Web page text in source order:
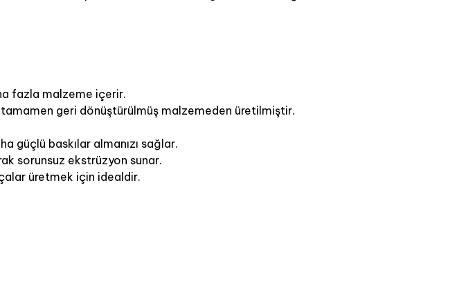
fazla malzeme içerir.
tamamen geri dönüştürülmüş malzemeden üretilmiştir.
güçlü baskılar almanızı sağlar.
sorunsuz ekstrüzyon sunar.
üretmek için idealdir.